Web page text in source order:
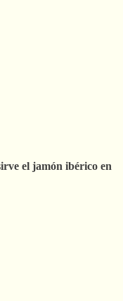
el jamón ibérico en